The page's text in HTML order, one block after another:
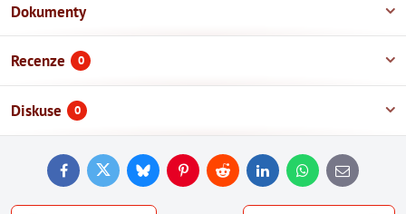
Dokumenty
Recenze 0
Diskuse 0
FacebookTwitterBlueskyPinterestReddit LinkedInWhatsApp
E-
mail